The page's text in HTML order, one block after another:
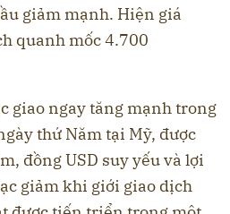
giảm mạnh. Hiện giá
quanh mốc 4.700
giao ngay tăng mạnh trong
thứ Năm tại Mỹ, được
đồng USD suy yếu và lợi
giảm khi giới giao dịch